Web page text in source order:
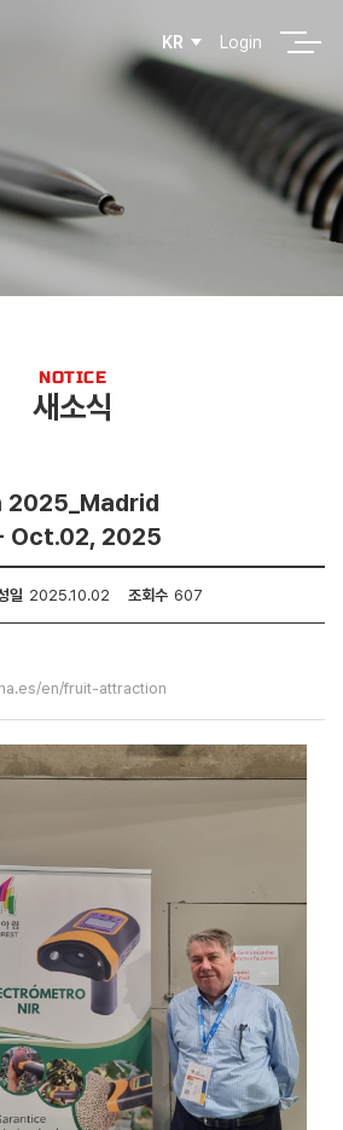
KR Login
NOTICE
새소식
Oct.02, 2025
일 2025.10.02 조회수 607
en/fruit-attraction